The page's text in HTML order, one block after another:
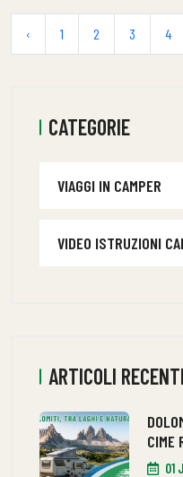
‹ 1 2 3 4
CATEGORIE
VIAGGI IN CAMPER
VIDEO ISTRUZIONI
ARTICOLI RECENTI
CIME
01